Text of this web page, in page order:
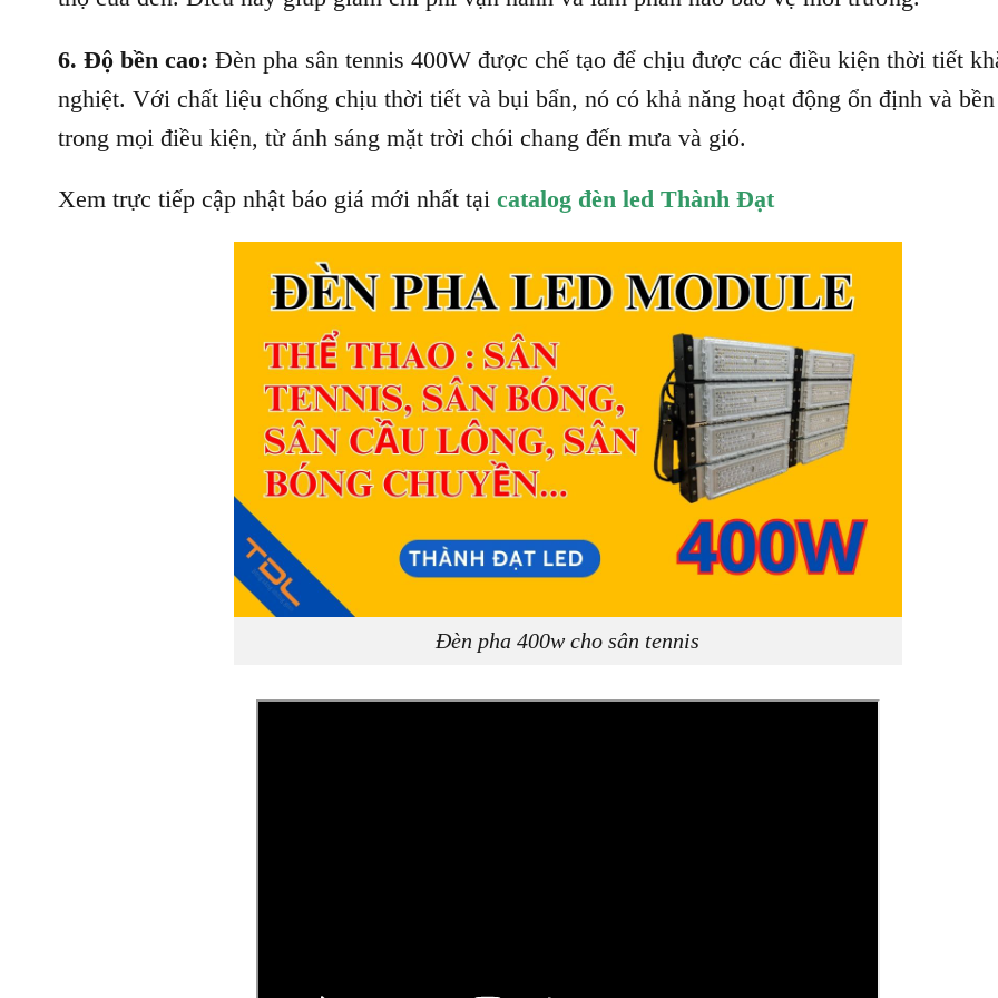
6. Độ bền cao: Đèn pha sân tennis 400W được chế tạo để chịu được các điều kiện thời tiết
nghiệt. Với chất liệu chống chịu thời tiết và bụi bẩn, nó có khả năng hoạt động ổn định và
trong mọi điều kiện, từ ánh sáng mặt trời chói chang đến mưa và gió.
Xem trực tiếp cập nhật báo giá mới nhất tại catalog đèn led Thành Đạt
Đèn pha 400w cho sân tennis